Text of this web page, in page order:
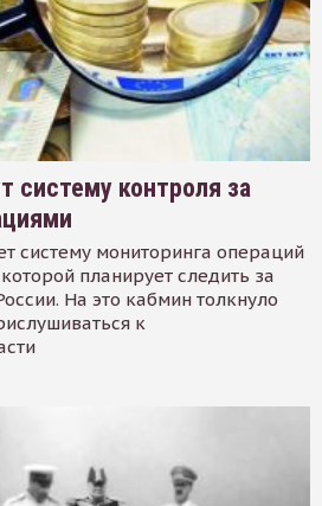
систему контроля за
систему мониторинга операций
планирует следить за
На это кабмин толкнуло
к